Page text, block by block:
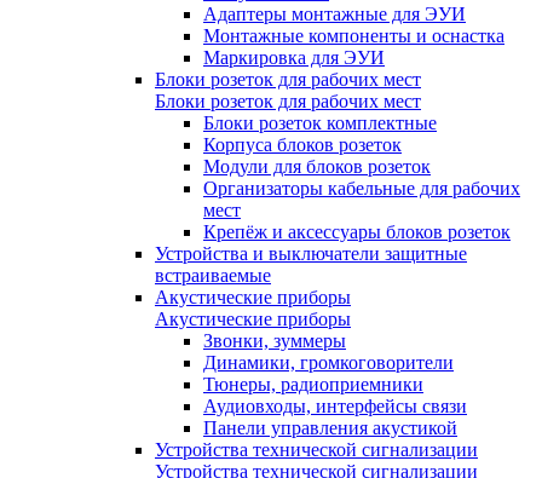
Адаптеры монтажные для ЭУИ
Монтажные компоненты и оснастка
Маркировка для ЭУИ
Блоки розеток для рабочих мест
Блоки розеток для рабочих мест
Блоки розеток комплектные
Корпуса блоков розеток
Модули для блоков розеток
Организаторы кабельные для рабочих
мест
Крепёж и аксессуары блоков розеток
Устройства и выключатели защитные
встраиваемые
Акустические приборы
Акустические приборы
Звонки, зуммеры
Динамики, громкоговорители
Тюнеры, радиоприемники
Аудиовходы, интерфейсы связи
Панели управления акустикой
Устройства технической сигнализации
Устройства технической сигнализации